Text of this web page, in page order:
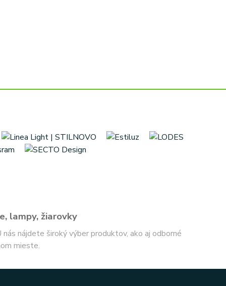
lampy, žiarovky
nájdete široký výber produktov, ako aj odborné
mieste.